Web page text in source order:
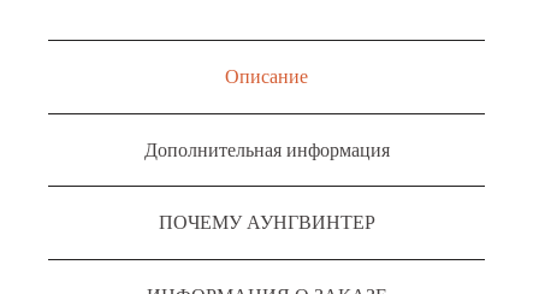
Описание
Дополнительная информация
ПОЧЕМУ АУНГВИНТЕР